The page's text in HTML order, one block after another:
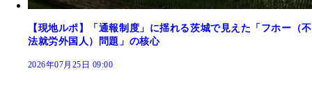
【現地ルポ】「通報制度」に揺れる茨城で見えた「フホー（不
法就労外国人）問題」の核心
2026年07月25日 09:00